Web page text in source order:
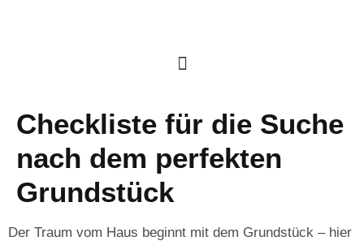
Checkliste für die Suche
nach dem perfekten
Grundstück
Der Traum vom Haus beginnt mit dem Grundstück – hier